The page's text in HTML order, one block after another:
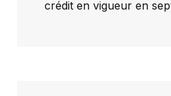
crédit en vigueur en